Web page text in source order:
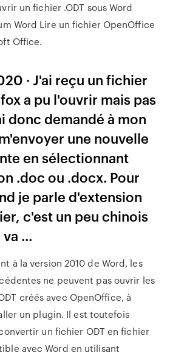
un fichier .ODT sous Word
Word Lire un fichier OpenOffice
Office.
· J'ai reçu un fichier
a pu l'ouvrir mais pas
donc demandé à mon
une nouvelle
en sélectionnant
.doc ou .docx. Pour
je parle d'extension
c'est un peu chinois
va …
à la version 2010 de Word, les
ne peuvent pas ouvrir les
créés avec OpenOffice, à
un plugin. Il est toutefois
un fichier ODT en fichier
avec Word en utilisant